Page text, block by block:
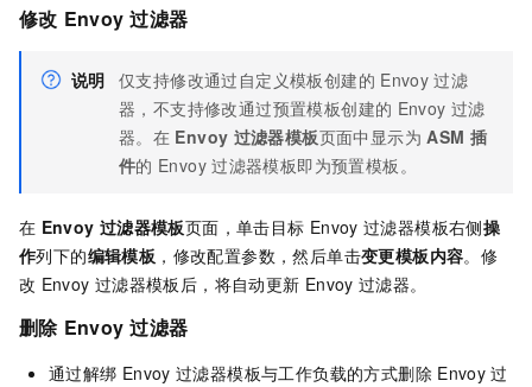
修改 Envoy 过滤器
说明 仅支持修改通过自定义模板创建的 Envoy 过滤
器，不支持修改通过预置模板创建的 Envoy 过滤
器。在 Envoy 过滤器模板页面中显示为 ASM 插
件的 Envoy 过滤器模板即为预置模板。
在 Envoy 过滤器模板页面，单击目标 Envoy 过滤器模板右侧操
作列下的编辑模板 ，修改配置参数，然后单击变更模板内容。修
改 Envoy 过滤器模板后，将自动更新 Envoy 过滤器。
删除 Envoy 过滤器
通过解绑 Envoy 过滤器模板与工作负载的方式删除 Envoy 过